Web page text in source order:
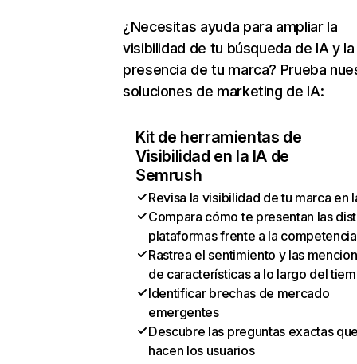
¿Necesitas ayuda para ampliar la
visibilidad de tu búsqueda de IA y la
presencia de tu marca? Prueba
soluciones de marketing de IA:
Kit de herramientas de
Visibilidad en la IA de
Semrush
Revisa la visibilidad de tu marca en
Compara cómo te presentan las
plataformas frente a la competencia
Rastrea el sentimiento y las
de características a lo largo del
Identificar brechas de mercado
emergentes
Descubre las preguntas exactas
hacen los usuarios